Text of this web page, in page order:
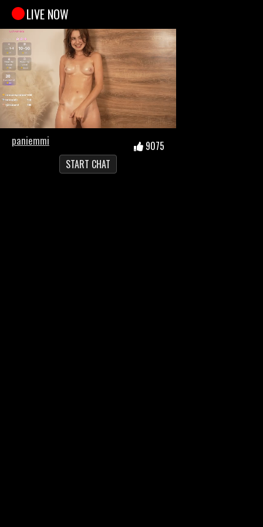
LIVE NOW
9075
paniemmi
START CHAT